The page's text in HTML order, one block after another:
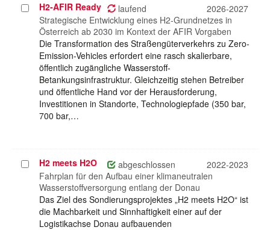
Projekt
auswählen
H2-AFIR Ready laufend
2026-2027
Strategische Entwicklung eines H2-Grundnetzes in
Österreich ab 2030 im Kontext der AFIR Vorgaben
Die Transformation des Straßengüterverkehrs zu Zero-
Emission-Vehicles erfordert eine rasch skalierbare,
öffentlich zugängliche Wasserstoff-
Betankungsinfrastruktur. Gleichzeitig stehen Betreiber
und öffentliche Hand vor der Herausforderung,
Investitionen in Standorte, Technologiepfade (350 bar,
700 bar,…
Projekt
auswählen
H2 meets H2O abgeschlossen
2022-2023
Fahrplan für den Aufbau einer klimaneutralen
Wasserstoffversorgung entlang der Donau
Das Ziel des Sondierungsprojektes „H2 meets H2O“ ist
die Machbarkeit und Sinnhaftigkeit einer auf der
Logistikachse Donau aufbauenden